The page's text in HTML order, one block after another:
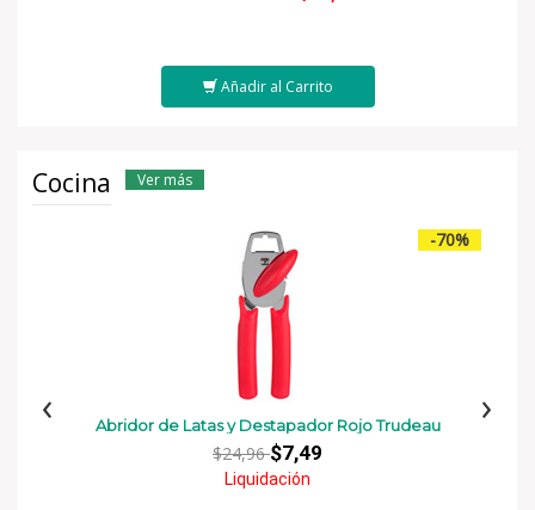
Añadir al Carrito
Cocina Ver más
-70%
Abridor de Latas y Destapador Rojo Trudeau
$24,96$7,49
Liquidación
‹ ›